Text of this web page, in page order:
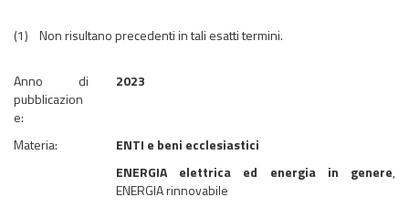
(1) Non risultano precedenti in tali esatti termini.
Anno di
pubblicazion
e:
2023
Materia:
ENTI e beni ecclesiastici
ENERGIA elettrica ed energia in genere,
ENERGIA rinnovabile